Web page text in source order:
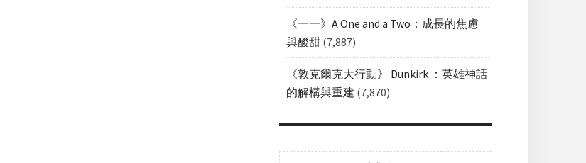
《一一》A One and a Two：成長的焦慮
與酸甜 (7,887)
《敦克爾克大行動》 Dunkirk ：英雄神話
的解構與重建 (7,870)